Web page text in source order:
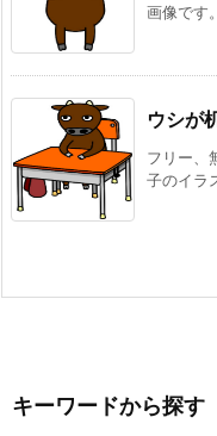
画像です
ウシが
フリー、
子のイラ
キーワードから探す